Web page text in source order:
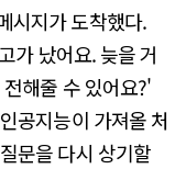
시지가 도착했다.
가 났어요. 늦을 거
해줄 수 있어요?'
공지능이 가져올 처
문을 다시 상기할